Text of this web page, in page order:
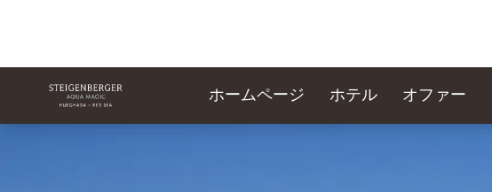
ホームページ ホテル オファー